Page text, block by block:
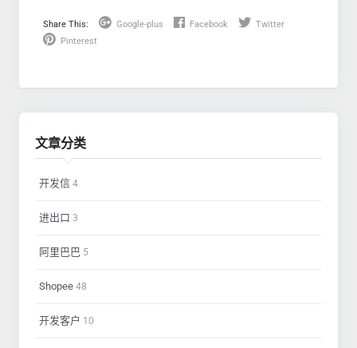
Share This: Google-plus Facebook
Twitter
Pinterest
文章分类
开发信 4
进出口 3
阿里巴巴 5
Shopee 48
开发客户 10